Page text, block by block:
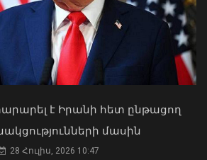
ը դեմ է
Ռուբինյանի
է Իրանի հետ ընթացող
մասին
28 Հուլիս, 2026 10:47